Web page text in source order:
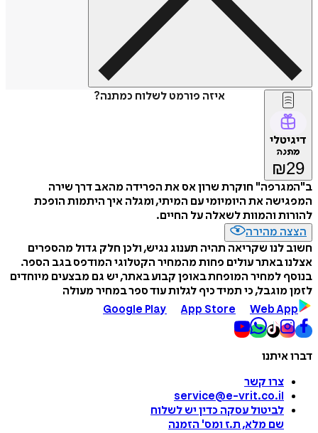
איזה פורמט לשלוח כמתנה?
דיגיטלי
מתנה
₪29
ב"המגרפה" חוקרת שרון אס את הפרידה מהאב דרך שירה
המפגישה את היומיומי עם המיתי, ומגלה איך היתמות הופכת
להורות והמוות לשאלה על החיים.
הצצה מהירה
חשוב לנו שקריאה תהיה תענוג נגיש, ולכן חלק גדול מהספרים
אצלנו באתר עולים פחות מהמחיר הקטלוגי המודפס בגב הספר.
בנוסף למחיר המופחת באופן קבוע באתר, יש גם מבצעים מיוחדים
לזמן מוגבל, כי תמיד כיף לגלות עוד ספר במחיר מעולה
Google Play
App Store Web App
דברו איתנו
צרו קשר
service@e-vrit.co.il
לביטול עסקה כדין יש לשלוח
שם מלא, ת.ז ומס' הזמנה